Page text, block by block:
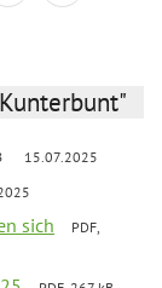
15.07.2025
sich
PDF,